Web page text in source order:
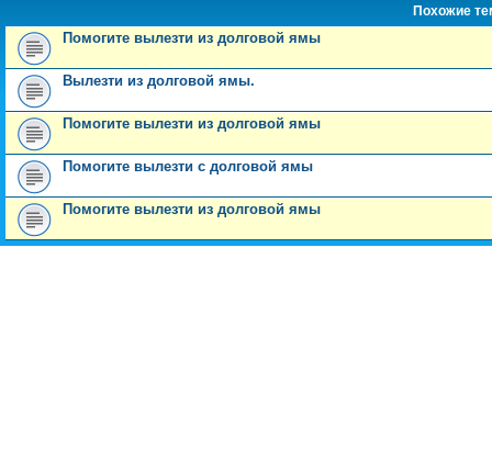
Похожие
Помогите вылезти из долговой ямы
Вылезти из долговой ямы.
Помогите вылезти из долговой ямы
Помогите вылезти с долговой ямы
Помогите вылезти из долговой ямы